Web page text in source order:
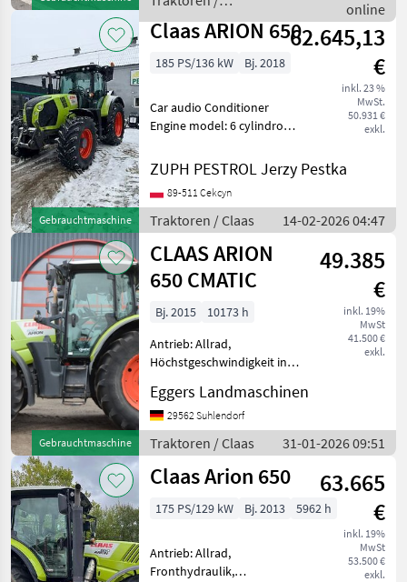
Betriebsstunden: 3385 h
Druckluftanlage (2-K
Claas
online
Gebrauchtmaschine
Claas ARION 65062.645,13
€
inkl. 23 %
MwSt.
50.931 €
exkl.
185 PS/136 kW Bj. 2018
Car audio Conditioner
Engine model: 6 cylindrowy
Używany - bardzo dobry
stan Koła napędzające: 4
koła Sprzęt różnego typu:
przedni podn
ZUPH PESTROL Jerzy Pestka
89-511 Cekcyn
Traktoren / Claas 14-02-2026 04:47
Gebrauchtmaschine
CLAAS ARION
650 CMATIC
49.385
€
inkl. 19%
MwSt
41.500 €
exkl.
Bj. 2015
10173 h
Antrieb: Allrad,
Höchstgeschwindigkeit in
Kabine,
Zapfwellendrehzahl:
540/540E/1000/1000E
Frontkraftheber 3, 0t /
Außenbetätigung für
Frontkraf
Eggers Landmaschinen
29562 Suhlendorf
Traktoren / Claas 31-01-2026 09:51
Claas Arion 650
63.665
€
inkl. 19%
MwSt
53.500 €
exkl.
175 PS/129 kW Bj. 2013 5962 h
Antrieb: Allrad,
Fronthydraulik,